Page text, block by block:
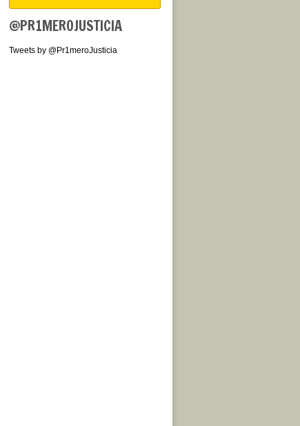
@PR1MEROJUSTICIA
Tweets by @Pr1meroJusticia